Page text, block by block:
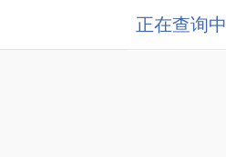
正在查询中